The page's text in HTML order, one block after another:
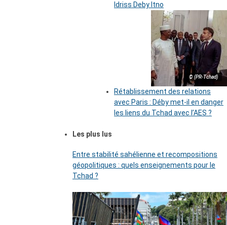
Idriss Deby Itno
© (PR-Tchad)
Rétablissement des relations
avec Paris : Déby met-il en danger
les liens du Tchad avec l’AES ?
Les plus lus
Entre stabilité sahélienne et recompositions
géopolitiques : quels enseignements pour le
Tchad ?